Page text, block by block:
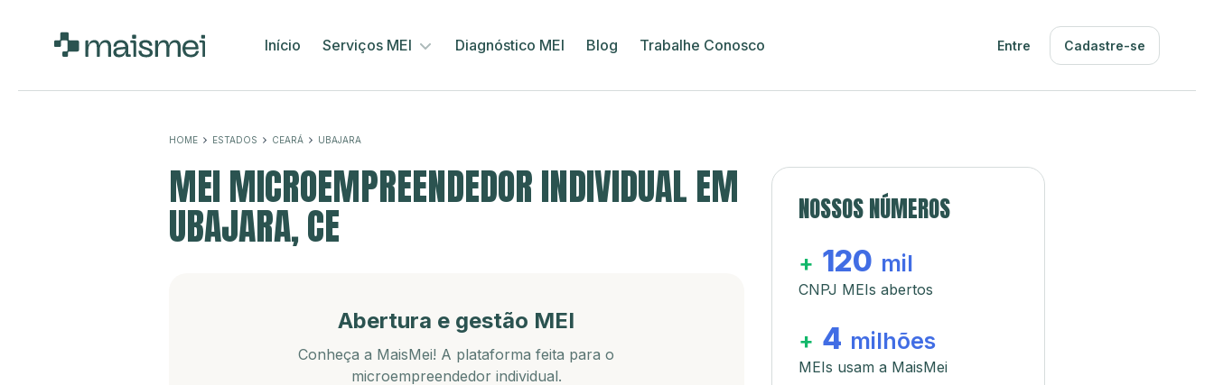
Início Serviços MEI Diagnóstico MEI Blog Trabalhe Conosco Entre Cadastre-se
HOME ESTADOS CEARÁ UBAJARA
MEI MICROEMPREENDEDOR INDIVIDUAL EM
UBAJARA, CE
Abertura e gestão MEI
Conheça a MaisMei! A plataforma feita para o
microempreendedor individual.
NOSSOS NÚMEROS
+ 120 mil
CNPJ MEIs abertos
+ 4 milhões
MEIs usam a MaisMei